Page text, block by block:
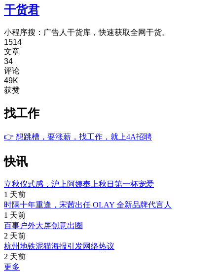
干货君
小程序搜：广告人干货库，快速获取全网干货。
1514
文章
34
评论
49K
获赞
找工作
👉 想跳槽，要涨薪，找工作，就上4A招聘
快讯
立秋仪式感，沪上阿姨奉上秋日第一杯宠爱
1 天前
时隔十年重逢，宋茜出任 OLAY 全新品牌代言人
1 天前
百事户外大屏创意出圈
2 天前
杭州地铁泥猫海报引发网络热议
2 天前
更多